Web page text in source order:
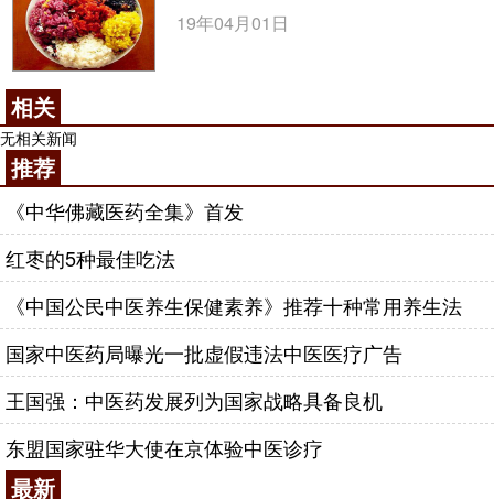
19年04月01日
相关
无相关新闻
推荐
《中华佛藏医药全集》首发
红枣的5种最佳吃法
《中国公民中医养生保健素养》推荐十种常用养生法
国家中医药局曝光一批虚假违法中医医疗广告
王国强：中医药发展列为国家战略具备良机
东盟国家驻华大使在京体验中医诊疗
最新